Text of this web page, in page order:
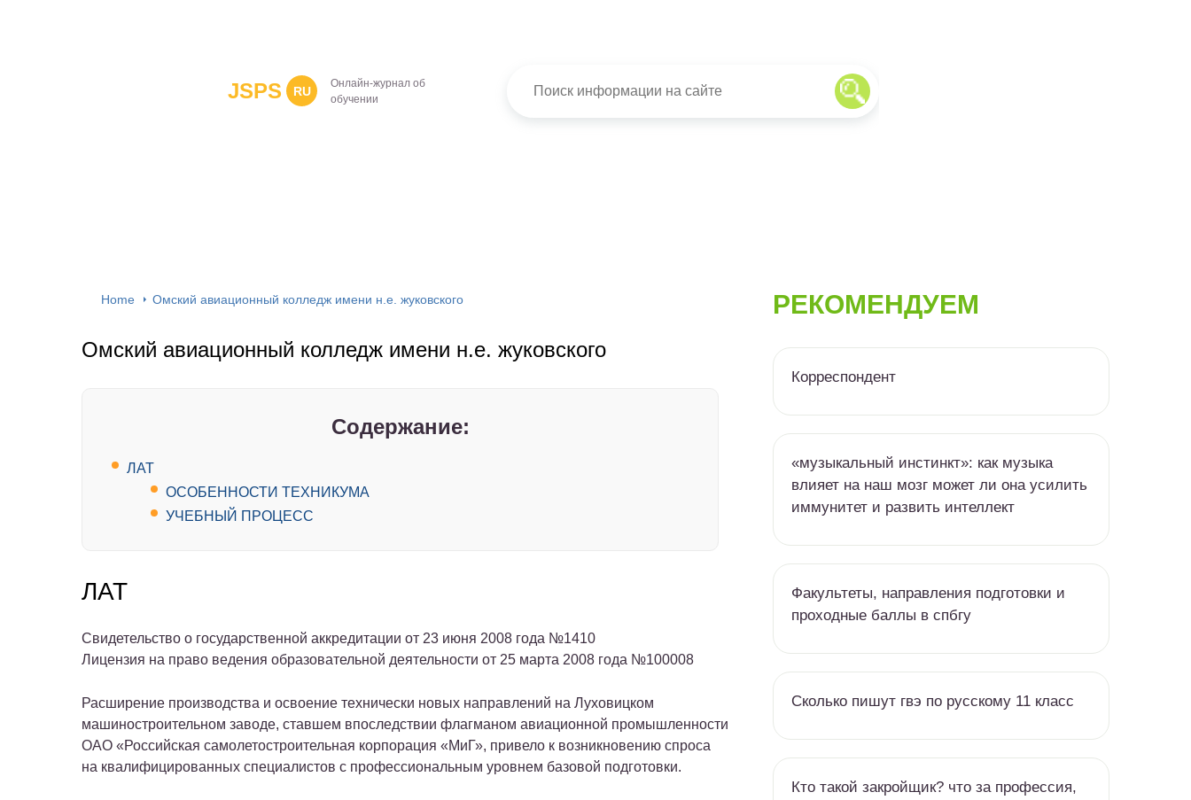
JSPS RU
Онлайн-журнал об
обучении
Home Омский авиационный колледж имени н.е. жуковского
Омский авиационный колледж имени н.е. жуковского
Содержание:
ЛАТ
ОСОБЕННОСТИ ТЕХНИКУМА
УЧЕБНЫЙ ПРОЦЕСС
ЛАТ
Свидетельство о государственной аккредитации от 23 июня 2008 года №1410
Лицензия на право ведения образовательной деятельности от 25 марта 2008 года №100008
Расширение производства и освоение технически новых направлений на Луховицком
машиностроительном заводе, ставшем впоследствии флагманом авиационной промышленности
ОАО «Российская самолетостроительная корпорация «МиГ», привело к возникновению спроса
на квалифицированных специалистов с профессиональным уровнем базовой подготовки.
РЕКОМЕНДУЕМ
Корреспондент
«музыкальный инстинкт»: как музыка
влияет на наш мозг может ли она усилить
иммунитет и развить интеллект
Факультеты, направления подготовки и
проходные баллы в спбгу
Сколько пишут гвэ по русскому 11 класс
Кто такой закройщик? что за профессия,